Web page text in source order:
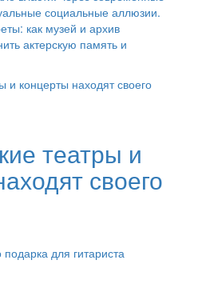
социальные аллюзии.
как музей и архив
актерскую память и
театры и
своего